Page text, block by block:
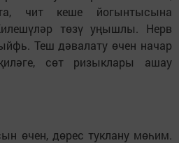
чит кеше йогынтысына
төзү уңышлы. Нерв
Теш дәвалату өчен начар
сөт ризыклары ашау
өчен, дөрес туклану мөһим.